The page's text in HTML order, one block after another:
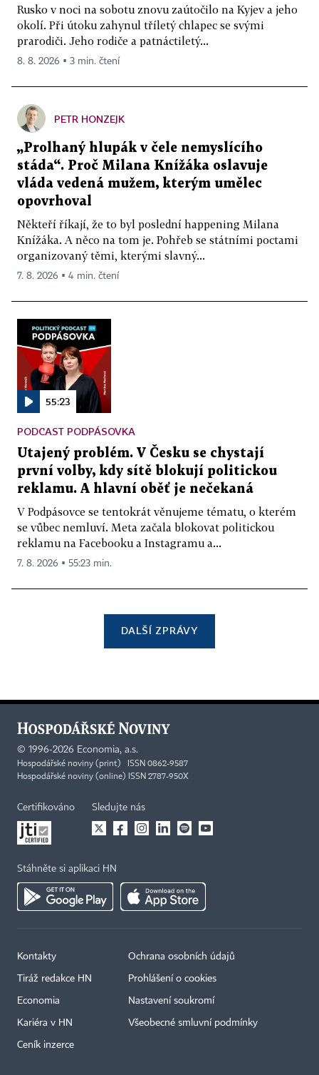
Rusko v noci na sobotu znovu zaútočilo na Kyjev a jeho
okolí. Při útoku zahynul tříletý chlapec se svými
prarodiči. Jeho rodiče a patnáctiletý...
8. 8. 2026 ▪ 3 min. čtení
PETR HONZEJK
„Prolhaný hlupák v čele nemyslícího
stáda“. Proč Milana Knížáka oslavuje
vláda vedená mužem, kterým umělec
opovrhoval
Někteří říkají, že to byl poslední happening Milana
Knížáka. A něco na tom je. Pohřeb se státními poctami
organizovaný těmi, kterými slavný...
7. 8. 2026 ▪ 4 min. čtení
55:23
PODCAST PODPÁSOVKA
Utajený problém. V Česku se chystají
první volby, kdy sítě blokují politickou
reklamu. A hlavní oběť je nečekaná
V Podpásovce se tentokrát věnujeme tématu, o kterém
se vůbec nemluví. Meta začala blokovat politickou
reklamu na Facebooku a Instagramu a...
7. 8. 2026 ▪ 55:23 min.
DALŠÍ ZPRÁVY
© 1996-2026 Economia, a.s.
Hospodářské noviny (print) ISSN 0862-9587
Hospodářské noviny (online) ISSN 2787-950X
Certifikováno Sledujte nás
Stáhněte si aplikaci HN
Kontakty
Tiráž redakce HN
Economia
Kariéra v HN
Ceník inzerce
Ochrana osobních údajů
Prohlášení o cookies
Nastavení soukromí
Všeobecné smluvní podmínky